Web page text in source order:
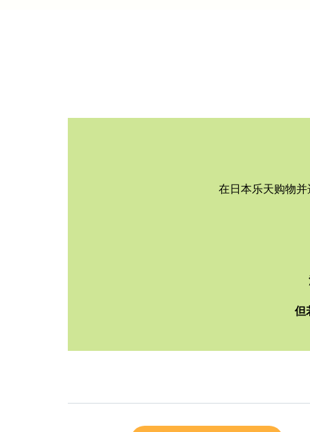
在日本乐天购物
但